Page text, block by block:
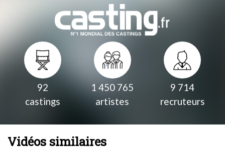
92
castings
1 450 765
artistes
9 714
recruteurs
Vidéos similaires